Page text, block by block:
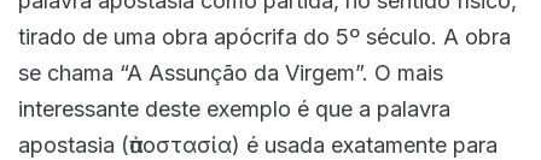
tirado de uma obra apócrifa do 5º século. A obra
se chama “A Assunção da Virgem”. O mais
interessante deste exemplo é que a palavra
apostasia (ἀποστασία) é usada exatamente para